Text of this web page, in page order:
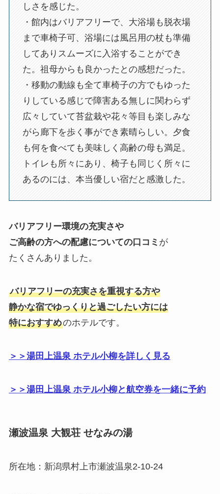
しさを感じた。
・館内はバリアフリーで、大浴場も脱衣場
まで車椅子可、浴場には風呂用の杖も準備
してありスムーズに入浴することができ
た。祖母からも良かったとの感想だった。
・移動の動線も全て車椅子の方でもゆった
りしている感じで障害ある無しに関わらず
広々していて苔盆栽や花々等目も楽しみな
がら廊下を歩く事ができ素晴らしい。夕食
も何を食べても美味しく高齢の母も満足。
トイレも所々にあり、椅子も同じく所々に
あるのには、本当優しい宿だと感激した。
バリアフリー環境の充実さや
ご高齢の方への配慮についての口コミ が
たくさんありました。
バリアフリーの充実さを重視する方や
静かな宿でゆっくりと過ごしたい方には
特におすすめのホテルです。
＞＞湯田上温泉 ホテル小柳を詳しく見る
＞＞ 湯田上温泉 ホテル小柳と航空券を一緒に予約
瀬波温泉 大観荘 せなみの湯
所在地：新潟県村上市瀬波温泉2-10-24